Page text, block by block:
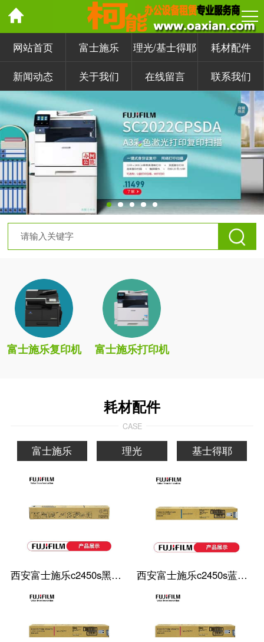
网站首页 富士施乐 理光/基士得耶 耗材配件
新闻动态 关于我们 在线留言 联系我们
富士施乐复印机 富士施乐打印机
耗材配件
CASE
富士施乐 理光 基士得耶
西安富士施乐c2450s黑色粉盒 西安富士施乐c2450s蓝色粉盒